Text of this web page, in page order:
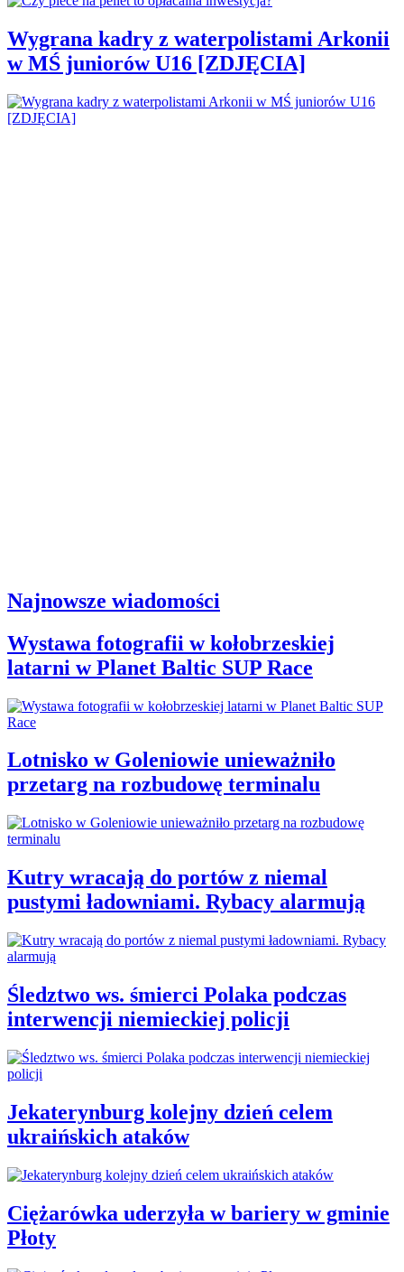
Wygrana kadry z waterpolistami Arkonii
w MŚ juniorów U16 [ZDJĘCIA]
Najnowsze wiadomości
Wystawa fotografii w kołobrzeskiej
latarni w Planet Baltic SUP Race
Lotnisko w Goleniowie unieważniło
przetarg na rozbudowę terminalu
Kutry wracają do portów z niemal
pustymi ładowniami. Rybacy alarmują
Śledztwo ws. śmierci Polaka podczas
interwencji niemieckiej policji
Jekaterynburg kolejny dzień celem
ukraińskich ataków
Ciężarówka uderzyła w bariery w gminie
Płoty